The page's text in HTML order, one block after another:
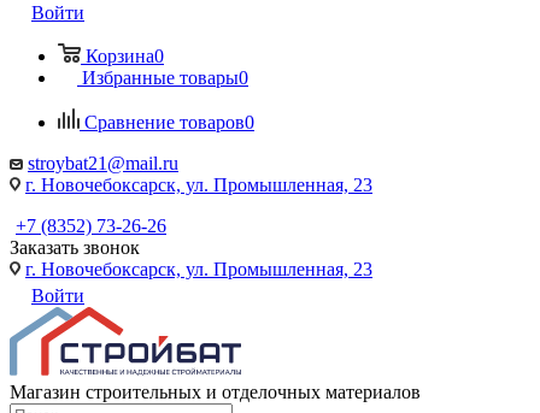
Войти
Корзина0
Избранные товары0
Сравнение товаров0
stroybat21@mail.ru
г. Новочебоксарск, ул. Промышленная, 23
+7 (8352) 73-26-26
Заказать звонок
г. Новочебоксарск, ул. Промышленная, 23
Войти
Магазин строительных и отделочных материалов